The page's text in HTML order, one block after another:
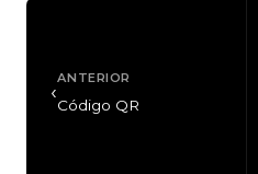
‹ANTERIOR
Código QR